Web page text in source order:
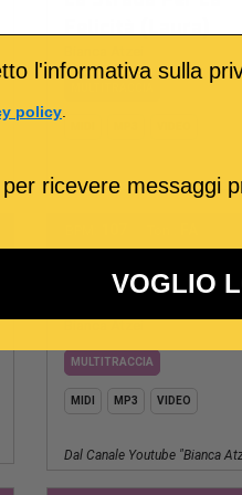
Felicità (Laura)
Abbracciami
Gli Sbagli
MULTITRACCIA
MIDI MP3 VIDEO
Dal Canale Youtube "bianca
l'informativa sulla
policy
ricevere messaggi
VOGLIO